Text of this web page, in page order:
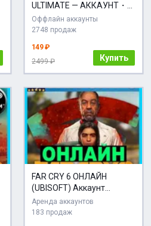
ULTIMATE — АККАУНТ・
ЛОГИН;ПАРОЛЬ
Оффлайн аккаунты
2748 продаж
149 ₽
2499 ₽
Купить
FAR CRY 6 ОНЛАЙН
(UBISOFT) Аккаунт
ЛОГИН;ПАРОЛЬ
Аренда аккаунтов
183 продаж